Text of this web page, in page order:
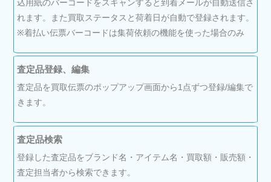
込用紙のバーコードをスキャンすると到着メールが自動送信さ
れます。また買取ステータスと荷着日が自動で登録されます。
※着払い伝票バーコードは集荷依頼の機能を使った場合のみ
査定品登録、編集
査定品を買取伝票のポップアップ画面から1点ずつ登録/編集で
きます。
査定品検索
登録した査定品をブランド名・アイテム名・買取額・販売額・
査定担当者から検索できます。